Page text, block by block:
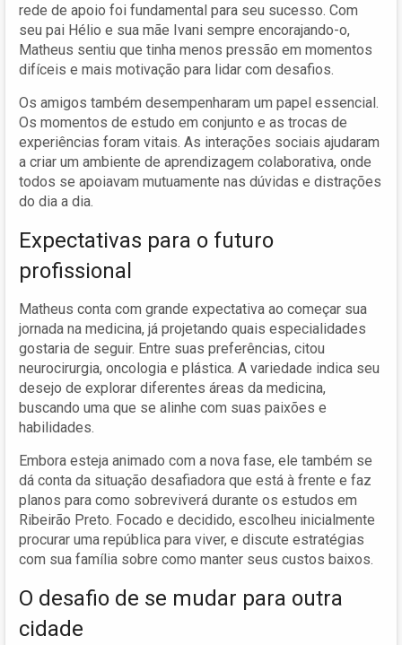
rede de apoio foi fundamental para seu sucesso. Com
seu pai Hélio e sua mãe Ivani sempre encorajando-o,
Matheus sentiu que tinha menos pressão em momentos
difíceis e mais motivação para lidar com desafios.
Os amigos também desempenharam um papel essencial.
Os momentos de estudo em conjunto e as trocas de
experiências foram vitais. As interações sociais ajudaram
a criar um ambiente de aprendizagem colaborativa, onde
todos se apoiavam mutuamente nas dúvidas e distrações
do dia a dia.
Expectativas para o futuro
profissional
Matheus conta com grande expectativa ao começar sua
jornada na medicina, já projetando quais especialidades
gostaria de seguir. Entre suas preferências, citou
neurocirurgia, oncologia e plástica. A variedade indica seu
desejo de explorar diferentes áreas da medicina,
buscando uma que se alinhe com suas paixões e
habilidades.
Embora esteja animado com a nova fase, ele também se
dá conta da situação desafiadora que está à frente e faz
planos para como sobreviverá durante os estudos em
Ribeirão Preto. Focado e decidido, escolheu inicialmente
procurar uma república para viver, e discute estratégias
com sua família sobre como manter seus custos baixos.
O desafio de se mudar para outra
cidade